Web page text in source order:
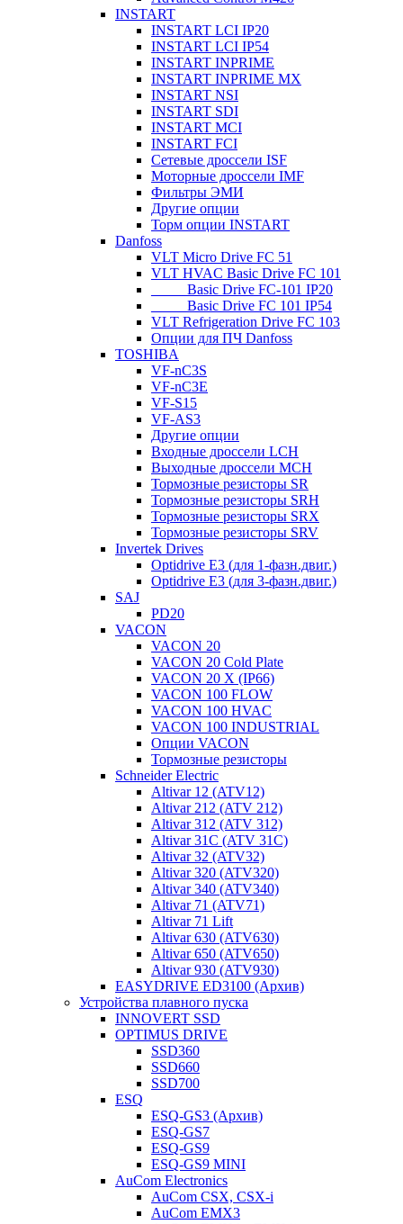
INSTART
INSTART LCI IP20
INSTART LCI IP54
INSTART INPRIME
INSTART INPRIME MX
INSTART NSI
INSTART SDI
INSTART MCI
INSTART FCI
Сетевые дроссели ISF
Моторные дроссели IMF
Фильтры ЭМИ
Другие опции
Торм опции INSTART
Danfoss
VLT Micro Drive FC 51
VLT HVAC Basic Drive FC 101
_____Basic Drive FC-101 IP20
_____Basic Drive FC 101 IP54
VLT Refrigeration Drive FC 103
Опции для ПЧ Danfoss
TOSHIBA
VF-nC3S
VF-nC3E
VF-S15
VF-AS3
Другие опции
Входные дроссели LCH
Выходные дроссели MCH
Тормозные резисторы SR
Тормозные резисторы SRH
Тормозные резисторы SRX
Тормозные резисторы SRV
Invertek Drives
Optidrive E3 (для 1-фазн.двиг.)
Optidrive E3 (для 3-фазн.двиг.)
SAJ
PD20
VACON
VACON 20
VACON 20 Cold Plate
VACON 20 X (IP66)
VACON 100 FLOW
VACON 100 HVAC
VACON 100 INDUSTRIAL
Опции VACON
Тормозные резисторы
Schneider Electric
Altivar 12 (ATV12)
Altivar 212 (ATV 212)
Altivar 312 (ATV 312)
Altivar 31C (ATV 31C)
Altivar 32 (ATV32)
Altivar 320 (ATV320)
Altivar 340 (ATV340)
Altivar 71 (ATV71)
Altivar 71 Lift
Altivar 630 (ATV630)
Altivar 650 (ATV650)
Altivar 930 (ATV930)
EASYDRIVE ED3100 (Архив)
Устройства плавного пуска
INNOVERT SSD
OPTIMUS DRIVE
SSD360
SSD660
SSD700
ESQ
ESQ-GS3 (Архив)
ESQ-GS7
ESQ-GS9
ESQ-GS9 MINI
AuCom Electronics
AuCom CSX, CSX-i
AuCom EMX3